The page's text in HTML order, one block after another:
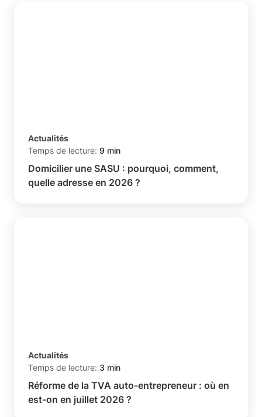
Actualités
Temps de lecture: 9 min
Domicilier une SASU : pourquoi, comment,
quelle adresse en 2026 ?
Actualités
Temps de lecture: 3 min
Réforme de la TVA auto-entrepreneur : où en
est-on en juillet 2026 ?